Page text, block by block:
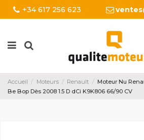
+34 617 256 623
Accueil Moteurs Renault
Moteur Nu
Be Bop Dès 2008 1.5 D dCi K9K806 66/90 CV